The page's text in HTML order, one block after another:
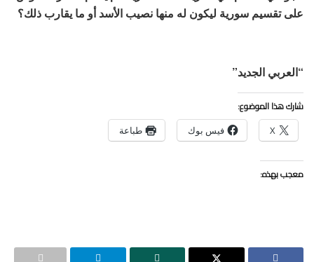
على تقسيم سورية ليكون له منها نصيب الأسد أو ما يقارب ذلك؟
“العربي الجديد”
شارك هذا الموضوع:
X فيس بوك طباعة
معجب بهذه: